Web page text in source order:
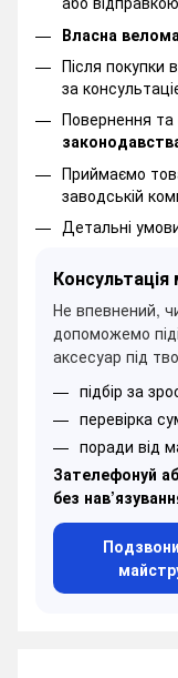
Власна
Після покупки
за
Повернення
Приймаємо
заводській
Детальні
Не впевнений,
допоможемо
аксесуар під
підбір за
перевірка
поради від
Зателефонуй
без